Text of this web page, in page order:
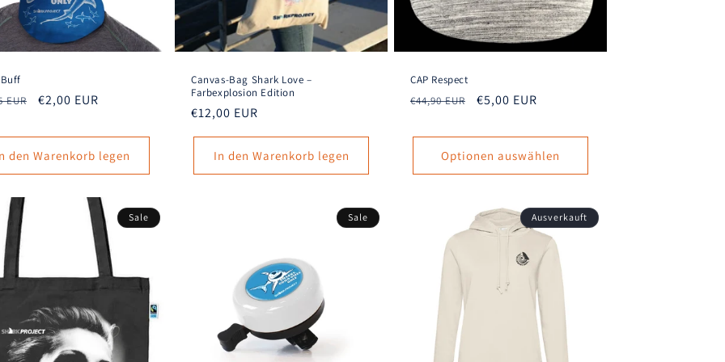
EUR Verkaufspreis
€2,00 EUR
den Warenkorb legen
Canvas-Bag Shark Love –
Farbexplosion Edition
Normaler
€12,00 EUR
In den Warenkorb legen
CAP Respect
Normaler
€44,90 EUR Verkaufspreis
€5,00 EUR
Optionen auswählen
Sale Sale Ausverkauft